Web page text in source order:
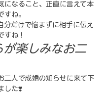
になること、正直に言えて本
すね。
分だけで悩まずに相手に伝え
すね！
が楽しみなお二
二人で成婚の知らせに来て下
した❣️